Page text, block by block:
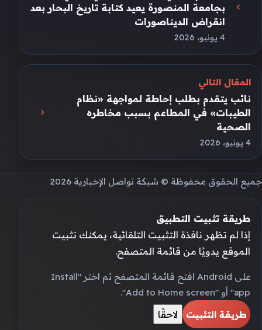
بجامعة المنصورة يعيد كتابة تاريخ البحار بعد
انقراض الديناصورات
4 يونيو، 2026
المقال التالي
نائب يتقدم بطلب إحاطة لمواجهة «نظام
الطيبات» في المطاعم بسبب مخاطره
الصحية
4 يونيو، 2026
جميع الحقوق محفوظة © شبكة تواصل الإخبارية 2026
طريقة تثبيت التطبيق
إذا لم تظهر نافذة التثبيت التلقائية، يمكنك تثبيت
الموقع يدويًا من قائمة المتصفح.
على Android افتح قائمة المتصفح ثم اختر "Install
app" أو "Add to Home screen".
طريقة التثبيت
لاحقًا